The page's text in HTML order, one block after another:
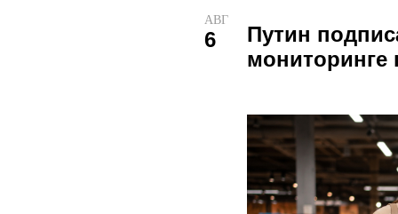
АВГ
6
Путин
мониторинге